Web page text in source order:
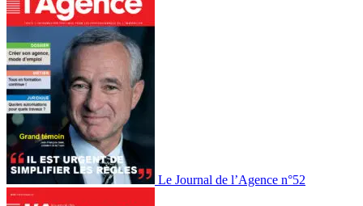
Le Journal de l’Agence n°52